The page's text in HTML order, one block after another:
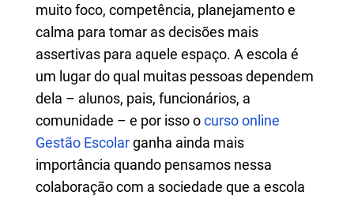
muito foco, competência, planejamento e
calma para tomar as decisões mais
assertivas para aquele espaço. A escola é
um lugar do qual muitas pessoas dependem
dela – alunos, pais, funcionários, a
comunidade – e por isso ocurso online
Gestão Escolarganha ainda mais
importância quando pensamos nessa
colaboração com a sociedade que a escola